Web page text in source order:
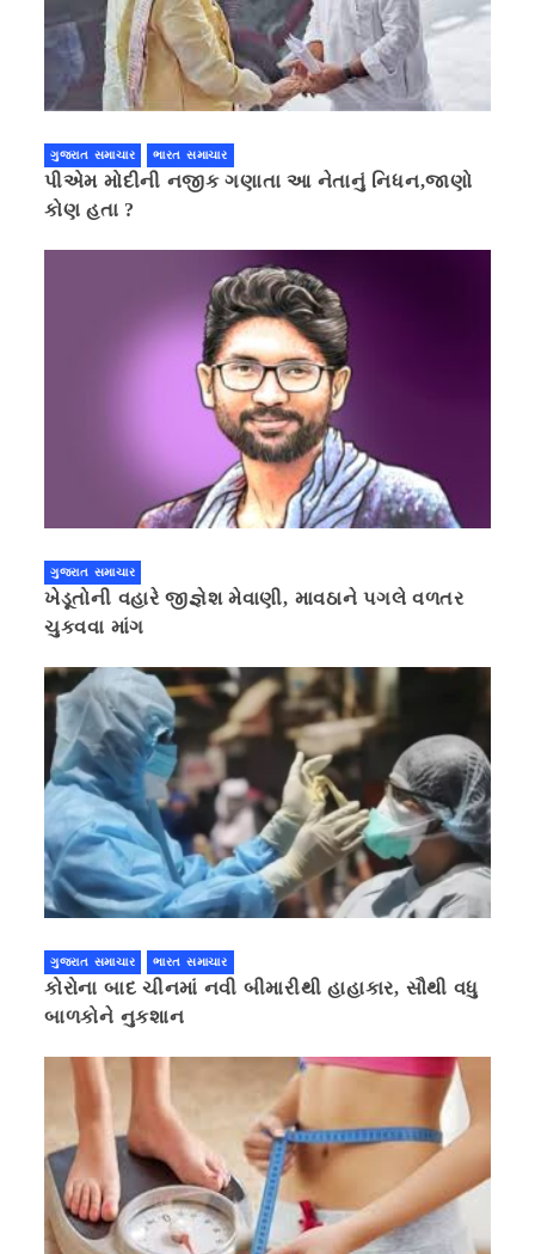
ગુજરાત સમાચાર ભારત સમાચાર
પીએમ મોદીની નજીક ગણાતા આ નેતાનું નિધન,જાણો
કોણ હતા ?
ગુજરાત સમાચાર
ખેડૂતોની વહારે જીજ્ઞેશ મેવાણી, માવઠાને પગલે વળતર
ચુકવવા માંગ
ગુજરાત સમાચાર ભારત સમાચાર
કોરોના બાદ ચીનમાં નવી બીમારીથી હાહાકાર, સૌથી વધુ
બાળકોને નુકશાન